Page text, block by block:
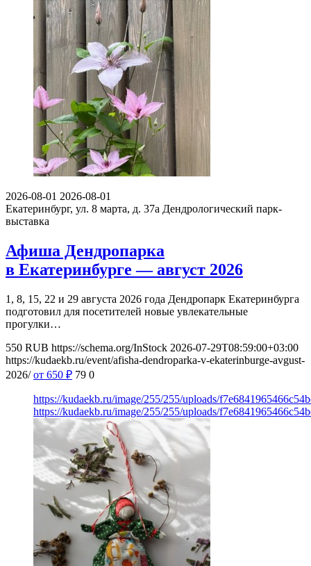
2026-08-01 2026-08-01
Екатеринбург, ул. 8 марта, д. 37а Дендрологический парк-
выставка
Афиша Дендропарка
в Екатеринбурге — август 2026
1, 8, 15, 22 и 29 августа 2026 года Дендропарк Екатеринбурга
подготовил для посетителей новые увлекательные
прогулки…
550 RUB https://schema.org/InStock 2026-07-29T08:59:00+03:00
https://kudaekb.ru/event/afisha-dendroparka-v-ekaterinburge-avgust-
2026/ от 650 ₽ 79 0
https://kudaekb.ru/image/255/255/uploads/
https://kudaekb.ru/image/255/255/uploads/